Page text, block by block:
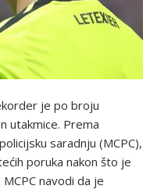
je po broju
utakmice. Prema
saradnju (MCPC),
poruka nakon što je
navodi da je